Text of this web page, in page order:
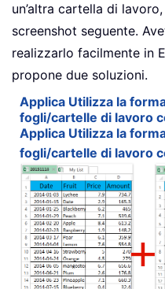
un’altra cartella di
screenshot seguente.
realizzarlo facilmente in
propone due soluzioni.
Applica Utilizza la
fogli/cartelle di lavoro
Applica Utilizza la
fogli/cartelle di lavoro